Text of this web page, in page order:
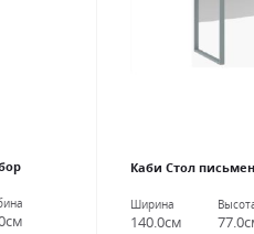
Каби Стол
Ширина
140.0см